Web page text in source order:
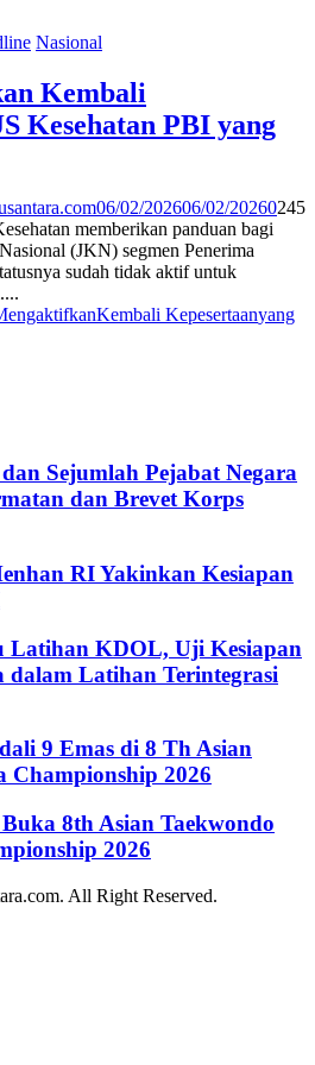
Nasional
Kembali
Kesehatan PBI yang
06/02/202606/02/20260245
memberikan panduan bagi
(JKN) segmen Penerima
sudah tidak aktif untuk
Kembali Kepesertaanyang
Sejumlah Pejabat Negara
dan Brevet Korps
RI Yakinkan Kesiapan
Latihan KDOL, Uji Kesiapan
dalam Latihan Terintegrasi
9 Emas di 8 Th Asian
Championship 2026
8th Asian Taekwondo
2026
All Right Reserved.